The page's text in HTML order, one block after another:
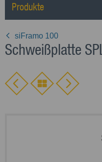
Produkte
siFramo 100
Schweißplatte SPL